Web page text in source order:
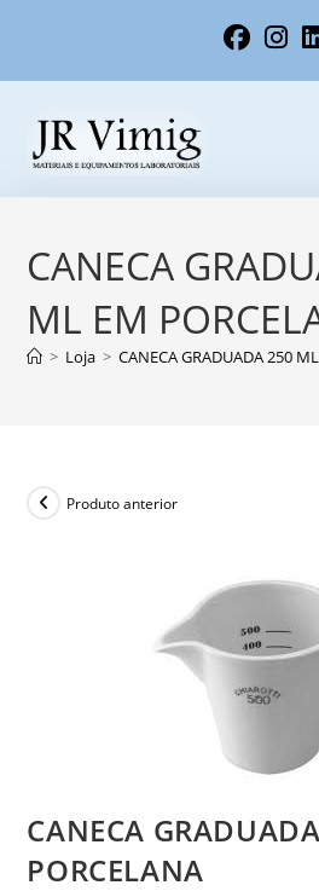
CANECA
ML EM
> Loja > CANECA GRADUADA 250
Produto anterior
CANECA
PORCELANA